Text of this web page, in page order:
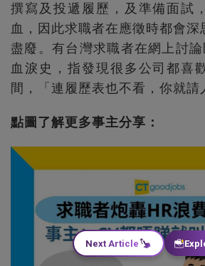
撰寫及投遞履歷，及準備面試
血，因此求職者在應徵時都會深
盡廢。有台灣求職者在網上討
血淚史，指發現很多公司都喜
間，「連履歷表也不看，你就請
點圖了解更多事主分享：
Next Article